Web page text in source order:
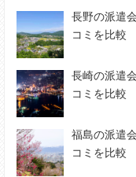
長野の派遣
コミを比較
長崎の派遣
コミを比較
福島の派遣
コミを比較